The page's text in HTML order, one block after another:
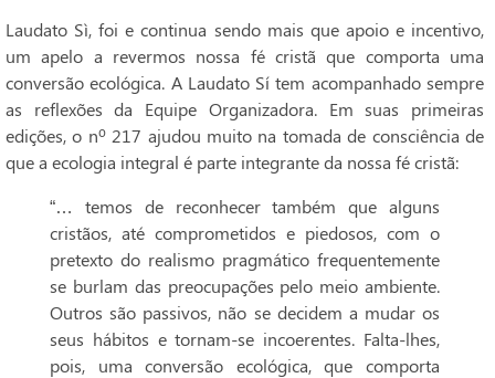
Laudato Sì, foi e continua sendo mais que apoio e incentivo,
um apelo a revermos nossa fé cristã que comporta uma
conversão ecológica. A Laudato Sí tem acompanhado sempre
as reflexões da Equipe Organizadora. Em suas primeiras
edições, o nº 217 ajudou muito na tomada de consciência de
que a ecologia integral é parte integrante da nossa fé cristã:
“… temos de reconhecer também que alguns
cristãos, até comprometidos e piedosos, com o
pretexto do realismo pragmático frequentemente
se burlam das preocupações pelo meio ambiente.
Outros são passivos, não se decidem a mudar os
seus hábitos e tornam-se incoerentes. Falta-lhes,
pois, uma conversão ecológica, que comporta